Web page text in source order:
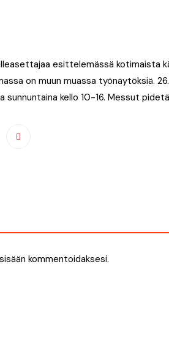
esittelemässä kotimaista
on muun muassa työnäytöksiä.
sunnuntaina kello 10-16. Messut
kommentoidaksesi.